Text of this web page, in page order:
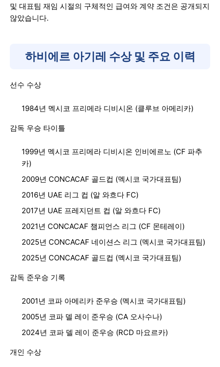
및 대표팀 재임 시절의 구체적인 급여와 계약 조건은 공개되지
않았습니다.
하비에르 아기레 수상 및 주요 이력
선수 수상
1984년 멕시코 프리메라 디비시온 (클루브 아메리카)
감독 우승 타이틀
1999년 멕시코 프리메라 디비시온 인비에르노 (CF 파추
카)
2009년 CONCACAF 골드컵 (멕시코 국가대표팀)
2016년 UAE 리그 컵 (알 와흐다 FC)
2017년 UAE 프레지던트 컵 (알 와흐다 FC)
2021년 CONCACAF 챔피언스 리그 (CF 몬테레이)
2025년 CONCACAF 네이션스 리그 (멕시코 국가대표팀)
2025년 CONCACAF 골드컵 (멕시코 국가대표팀)
감독 준우승 기록
2001년 코파 아메리카 준우승 (멕시코 국가대표팀)
2005년 코파 델 레이 준우승 (CA 오사수나)
2024년 코파 델 레이 준우승 (RCD 마요르카)
개인 수상